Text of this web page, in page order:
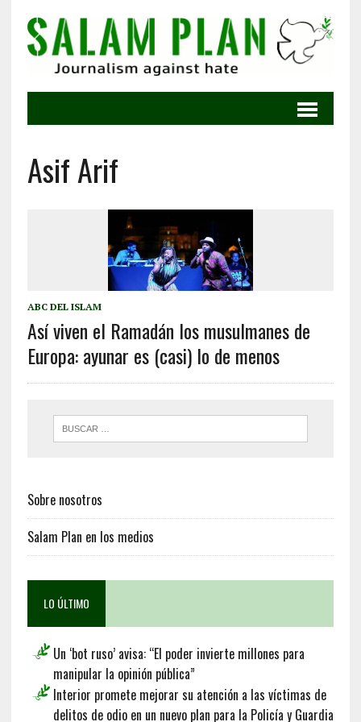
Asif Arif
ABC DEL ISLAM
Así viven el Ramadán los musulmanes de
Europa: ayunar es (casi) lo de menos
Sobre nosotros
Salam Plan en los medios
LO ÚLTIMO
Un ‘bot ruso’ avisa: “El poder invierte millones para
manipular la opinión pública”
Interior promete mejorar su atención a las víctimas de
delitos de odio en un nuevo plan para la Policía y Guardia